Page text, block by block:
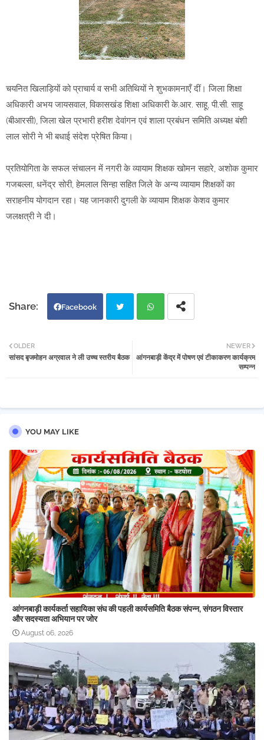
चयनित खिलाड़ियों को प्राचार्य व सभी अतिथियों ने शुभकामनाएँ दीं। जिला शिक्षा
अधिकारी अभय जायसवाल, विकासखंड शिक्षा अधिकारी के.आर. साहू, पी.सी. साहू
(बीआरसी), जिला खेल प्रभारी हरीश देवांगन एवं शाला प्रबंधन समिति अध्यक्ष बंशी
लाल सोरी ने भी बधाई संदेश प्रेषित किया।
प्रतियोगिता के सफल संचालन में नगरी के व्यायाम शिक्षक खोमन सहारे, अशोक कुमार
गजबल्ला, धनेंद्र सोरी, हेमलाल सिन्हा सहित जिले के अन्य व्यायाम शिक्षकों का
सराहनीय योगदान रहा। यह जानकारी दुगली के व्यायाम शिक्षक केशव कुमार
जलक्षत्री ने दी।
Facebook
tter atsa
NEWER
आंगनबाड़ी केंद्र में पोषण एवं टीकाकरण कार्यक्रम
सम्पन्न
OLDER
सांसद बृजमोहन अग्रवाल ने ली उच्च स्तरीय बैठक
YOU MAY LIKE
आंगनबाड़ी कार्यकर्ता सहायिका संघ की पहली कार्यसमिति बैठक संपन्न, संगठन विस्तार
और सदस्यता अभियान पर जोर
August 06, 2026